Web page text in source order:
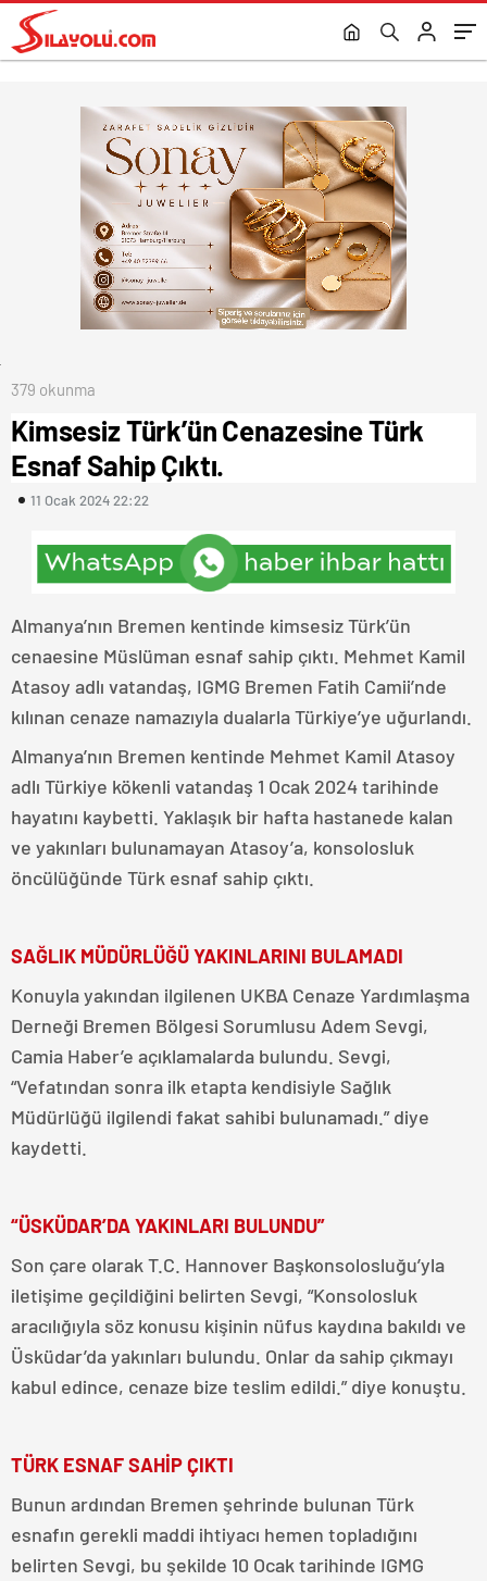
379 okunma
Kimsesiz Türk’ün Cenazesine Türk
Esnaf Sahip Çıktı.
11 Ocak 2024 22:22
Almanya’nın Bremen kentinde kimsesiz Türk’ün
cenaesine Müslüman esnaf sahip çıktı. Mehmet Kamil
Atasoy adlı vatandaş, IGMG Bremen Fatih Camii’nde
kılınan cenaze namazıyla dualarla Türkiye’ye uğurlandı.
Almanya’nın Bremen kentinde Mehmet Kamil Atasoy
adlı Türkiye kökenli vatandaş 1 Ocak 2024 tarihinde
hayatını kaybetti. Yaklaşık bir hafta hastanede kalan
ve yakınları bulunamayan Atasoy’a, konsolosluk
öncülüğünde Türk esnaf sahip çıktı.
SAĞLIK MÜDÜRLÜĞÜ YAKINLARINI BULAMADI
Konuyla yakından ilgilenen UKBA Cenaze Yardımlaşma
Derneği Bremen Bölgesi Sorumlusu Adem Sevgi,
Camia Haber’e açıklamalarda bulundu. Sevgi,
“Vefatından sonra ilk etapta kendisiyle Sağlık
Müdürlüğü ilgilendi fakat sahibi bulunamadı.” diye
kaydetti.
“ÜSKÜDAR’DA YAKINLARI BULUNDU”
Son çare olarak T.C. Hannover Başkonsolosluğu’yla
iletişime geçildiğini belirten Sevgi, “Konsolosluk
aracılığıyla söz konusu kişinin nüfus kaydına bakıldı ve
Üsküdar’da yakınları bulundu. Onlar da sahip çıkmayı
kabul edince, cenaze bize teslim edildi.” diye konuştu.
TÜRK ESNAF SAHİP ÇIKTI
Bunun ardından Bremen şehrinde bulunan Türk
esnafın gerekli maddi ihtiyacı hemen topladığını
belirten Sevgi, bu şekilde 10 Ocak tarihinde IGMG